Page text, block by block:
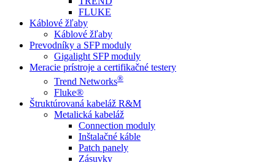
FLUKE
Káblové žľaby
Káblové žľaby
Prevodníky a SFP moduly
Gigalight SFP moduly
Meracie prístroje a certifikačné testery
Trend Networks®
Fluke®
Štruktúrovaná kabeláž R&M
Metalická kabeláž
Connection moduly
Inštalačné káble
Patch panely
Zásuvky